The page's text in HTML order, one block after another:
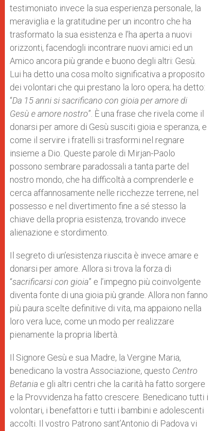
testimoniato invece la sua esperienza personale, la
meraviglia e la gratitudine per un incontro che ha
trasformato la sua esistenza e l’ha aperta a nuovi
orizzonti, facendogli incontrare nuovi amici ed un
Amico ancora più grande e buono degli altri: Gesù.
Lui ha detto una cosa molto significativa a proposito
dei volontari che qui prestano la loro opera; ha detto:
“Da 15 anni si sacrificano con gioia per amore di
Gesù e amore nostro”. È una frase che rivela come il
donarsi per amore di Gesù susciti gioia e speranza, e
come il servire i fratelli si trasformi nel regnare
insieme a Dio. Queste parole di Mirjan-Paolo
possono sembrare paradossali a tanta parte del
nostro mondo, che ha difficoltà a comprenderle e
cerca affannosamente nelle ricchezze terrene, nel
possesso e nel divertimento fine a sé stesso la
chiave della propria esistenza, trovando invece
alienazione e stordimento.
Il segreto di un’esistenza riuscita è invece amare e
donarsi per amore. Allora si trova la forza di
“sacrificarsi con gioia” e l’impegno più coinvolgente
diventa fonte di una gioia più grande. Allora non fanno
più paura scelte definitive di vita, ma appaiono nella
loro vera luce, come un modo per realizzare
pienamente la propria libertà.
Il Signore Gesù e sua Madre, la Vergine Maria,
benedicano la vostra Associazione, questo Centro
Betania e gli altri centri che la carità ha fatto sorgere
e la Provvidenza ha fatto crescere. Benedicano tutti i
volontari, i benefattori e tutti i bambini e adolescenti
accolti. Il vostro Patrono sant’Antonio di Padova vi